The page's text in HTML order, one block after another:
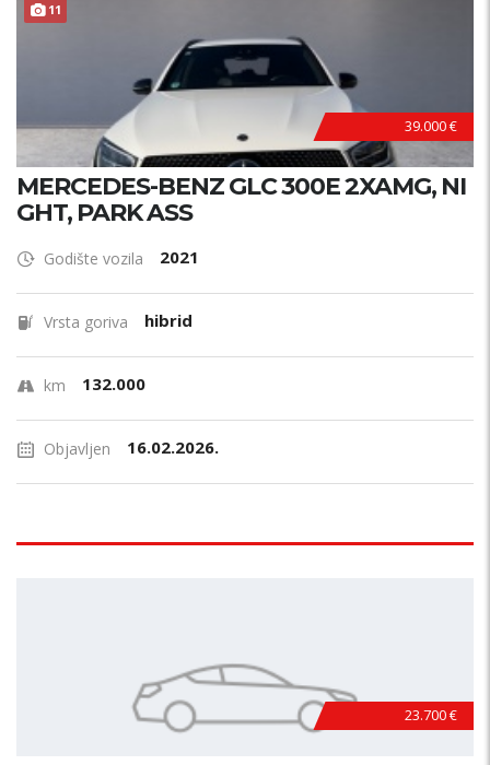
11
39.000 €
MERCEDES-BENZ GLC 300E 2XAMG, NI
GHT, PARK ASS
Godište vozila 2021
Vrsta goriva hibrid
km 132.000
Objavljen 16.02.2026.
23.700 €